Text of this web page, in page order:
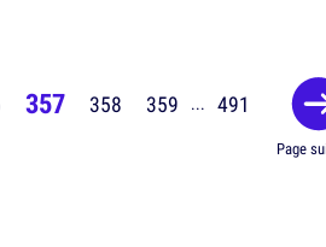
357 358 359 ... 491
Page